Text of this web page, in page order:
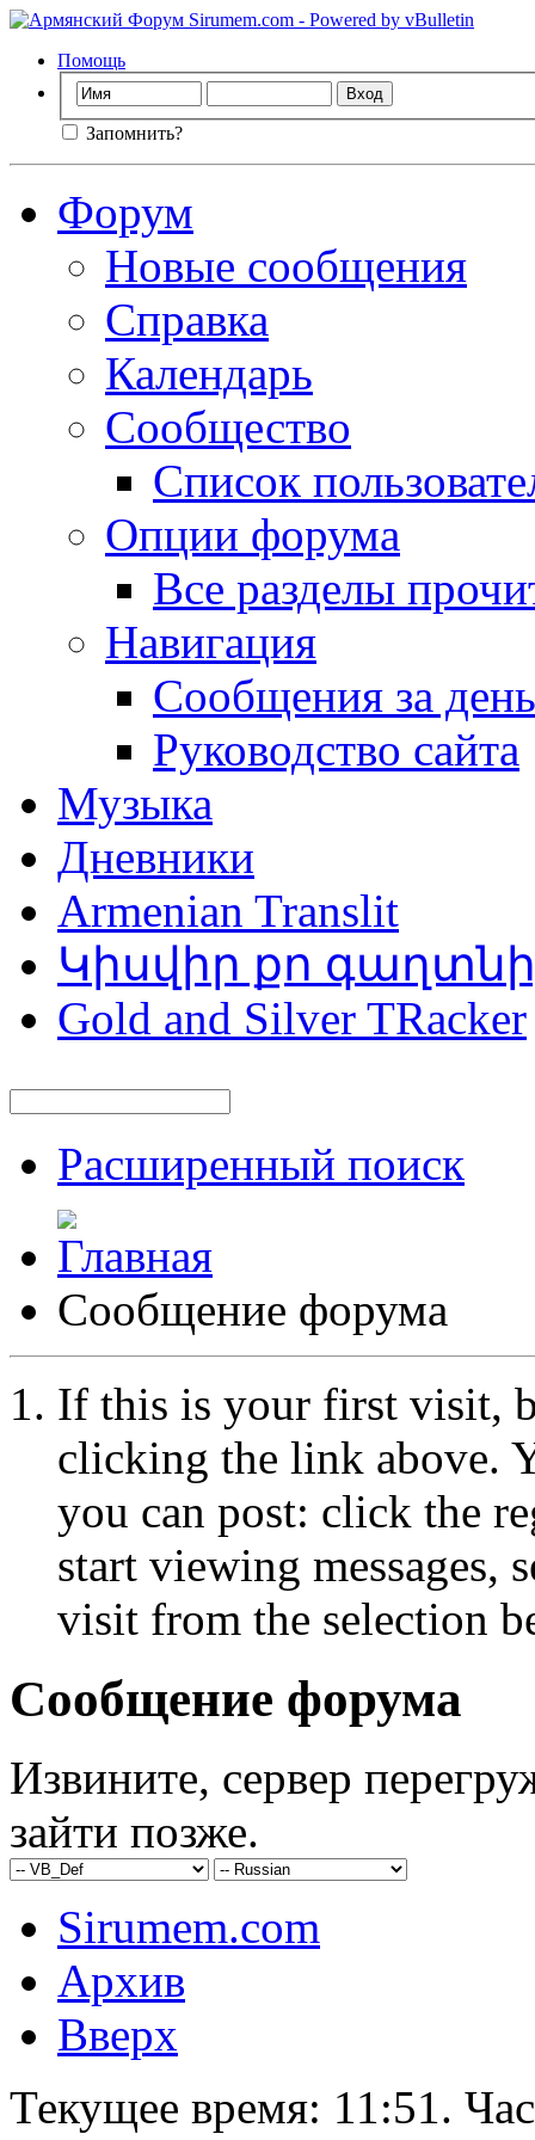
Помощь
Запомнить?
Форум
Новые сообщения
Справка
Календарь
Сообщество
Список
Опции форума
Все разделы
Навигация
Сообщения за день
Руководство сайта
Музыка
Дневники
Armenian Translit
Կիսվիր քո
Gold and Silver TRacker
Расширенный поиск
Сообщение форума
If this is your first visit,
clicking the link above.
you can post: click the
start viewing messages,
visit from the selection
Сообщение форума
Извините, сервер
зайти позже.
Sirumem.com
Архив
Вверх
Текущее время: 11:51.